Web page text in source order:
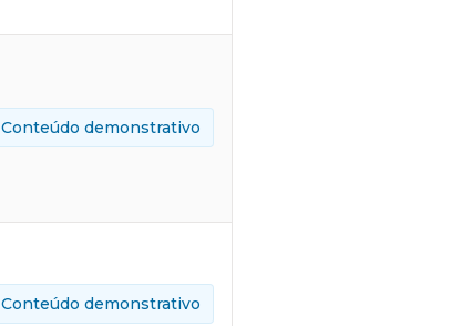
Conteúdo demonstrativo
Conteúdo demonstrativo